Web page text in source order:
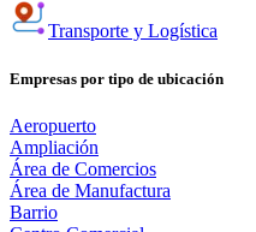
Transporte y Logística
Empresas por tipo de ubicación
Aeropuerto
Ampliación
Área de Comercios
Área de Manufactura
Barrio